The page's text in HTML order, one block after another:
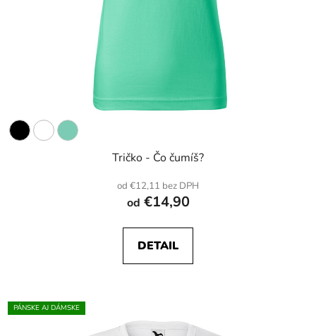
Tričko - Čo čumíš?
od €12,11 bez DPH
od €14,90
DETAIL
PÁNSKE AJ DÁMSKE